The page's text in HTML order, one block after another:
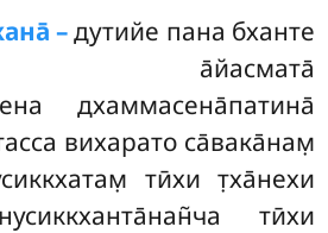
–дутийе пана бханте
а̄йасмата̄
дхаммасена̄патина̄
вихарато са̄вака̄нам̣
тӣхи т̣ха̄нехи
тӣхи